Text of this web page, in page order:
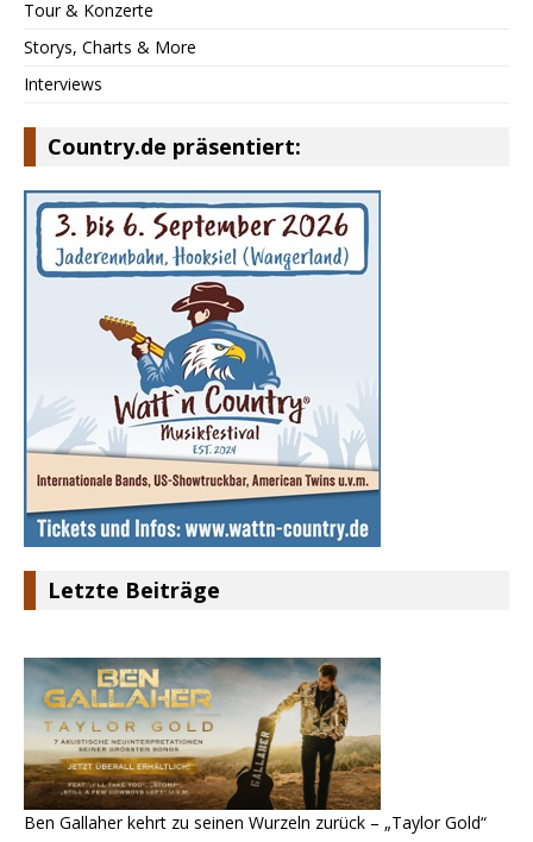
Tour & Konzerte
Storys, Charts & More
Interviews
Country.de präsentiert:
Letzte Beiträge
Ben Gallaher kehrt zu seinen Wurzeln zurück – „Taylor Gold“